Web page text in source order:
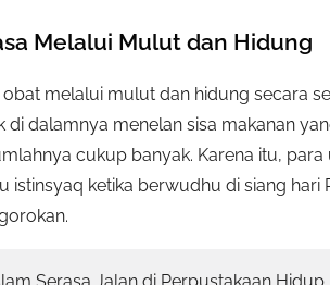
Melalui Mulut dan Hidung
melalui mulut dan hidung secara
dalamnya menelan sisa makanan
cukup banyak. Karena itu,
istinsyaq ketika berwudhu di siang hari